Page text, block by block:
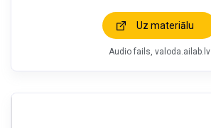
Uz materiālu
Audio fails valoda.ailab.lv